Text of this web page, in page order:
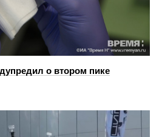
о втором пике